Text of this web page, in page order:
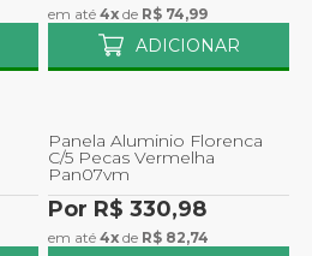
em até 4x de R$ 74,99
ADICIONAR
Panela Aluminio Florenca
C/5 Pecas Vermelha
Pan07vm
Por R$ 330,98
em até 4x de R$ 82,74